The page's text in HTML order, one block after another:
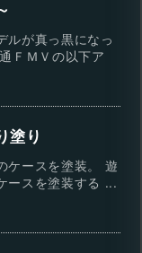
ルが真っ黒になっ
ＦＭＶの以下ア
塗り
ケースを塗装。 遊
ースを塗装する ...